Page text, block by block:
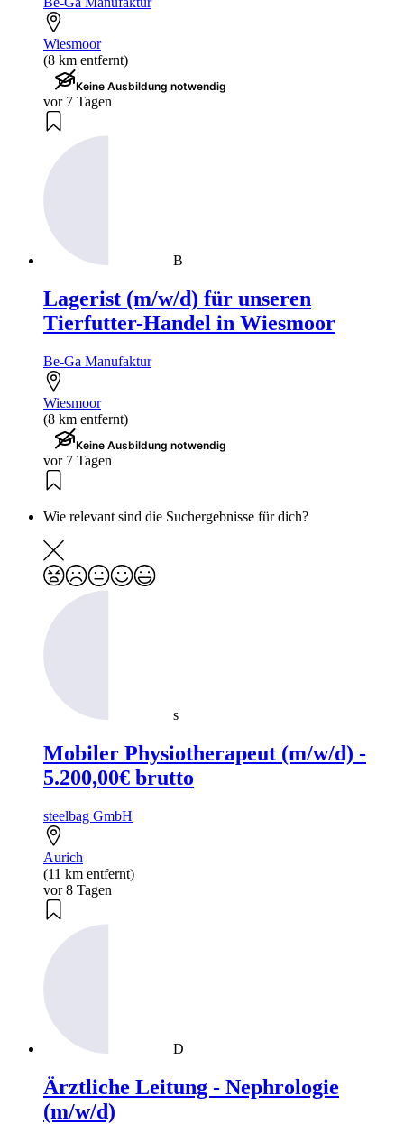
Wiesmoor
(8 km entfernt)
Keine Ausbildung notwendig
vor 7 Tagen
B
Lagerist (m/w/d) für unseren
Tierfutter-Handel in Wiesmoor
Be-Ga Manufaktur
Wiesmoor
(8 km entfernt)
Keine Ausbildung notwendig
vor 7 Tagen
Wie relevant sind die Suchergebnisse für dich?
s
Mobiler Physiotherapeut (m/w/d) -
5.200,00€ brutto
steelbag GmbH
Aurich
(11 km entfernt)
vor 8 Tagen
D
Ärztliche Leitung - Nephrologie
(m/w/d)